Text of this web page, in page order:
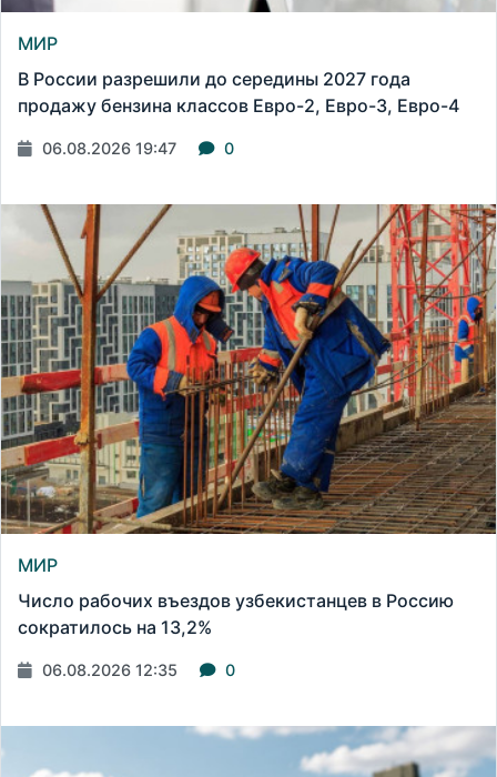
МИР
В России разрешили до середины 2027 года
продажу бензина классов Евро-2, Евро-3, Евро-4
06.08.2026 19:47 0
МИР
Число рабочих въездов узбекистанцев в Россию
сократилось на 13,2%
06.08.2026 12:35 0